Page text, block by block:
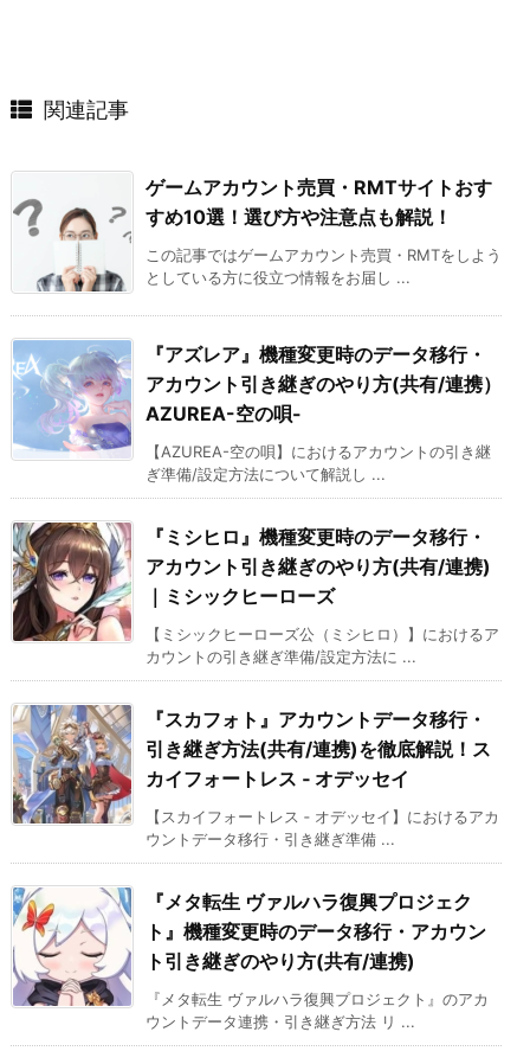
関連記事
ゲームアカウント売買・RMTサイトおす
すめ10選！選び方や注意点も解説！
この記事ではゲームアカウント売買・RMTをしよう
としている方に役立つ情報をお届し ...
『アズレア』機種変更時のデータ移行・
アカウント引き継ぎのやり方(共有/連携）
AZUREA-空の唄-
【AZUREA-空の唄】におけるアカウントの引き継
ぎ準備/設定方法について解説し ...
『ミシヒロ』機種変更時のデータ移行・
アカウント引き継ぎのやり方(共有/連携)
｜ミシックヒーローズ
【ミシックヒーローズ公（ミシヒロ）】におけるア
カウントの引き継ぎ準備/設定方法に ...
『スカフォト』アカウントデータ移行・
引き継ぎ方法(共有/連携)を徹底解説！ ス
カイフォートレス ‐ オデッセイ
【スカイフォートレス ‐ オデッセイ】におけるアカ
ウントデータ移行・引き継ぎ準備 ...
『メタ転生 ヴァルハラ復興プロジェク
ト』機種変更時のデータ移行・アカウン
ト引き継ぎのやり方(共有/連携)
『メタ転生 ヴァルハラ復興プロジェクト』のアカ
ウントデータ連携・引き継ぎ方法 リ ...